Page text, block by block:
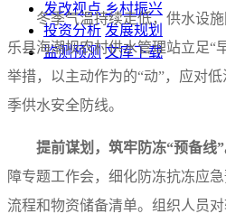
发改视点 乡村振兴
投资分析 发展规划
监测预测 文库下载
冬季气温持续走低，供水设
乐县海潮坝农村供水管理站立足“
举措，以主动作为的“动”，应对
季供水安全防线。
提前谋划，筑牢防冻“预备线”
障专题工作会，细化防冻抗冻应
流程和物资储备清单。组织人员